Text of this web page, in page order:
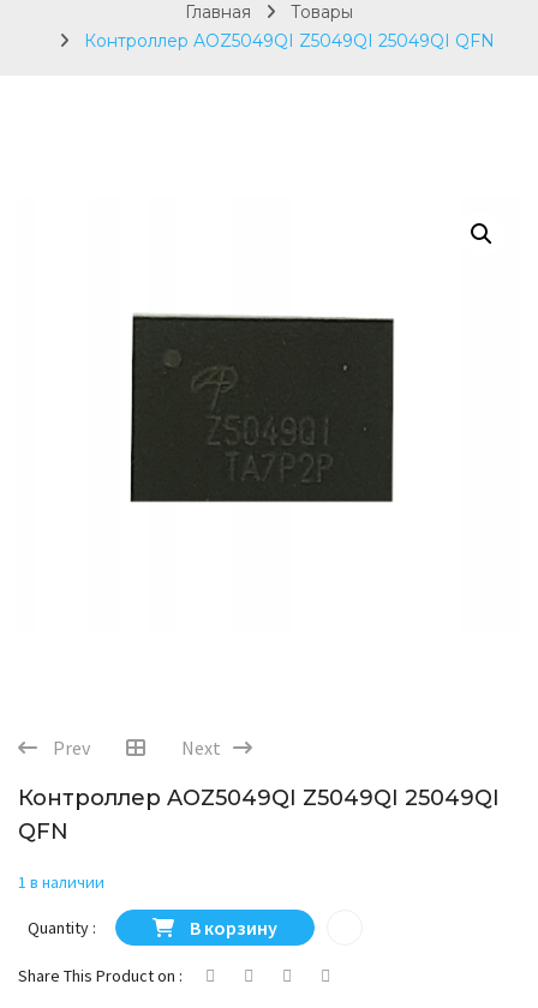
Главная
Товары
Контроллер AOZ5049QI Z5049QI 25049QI QFN
Prev Next
Контроллер AOZ5049QI Z5049QI 25049QI
QFN
1 в наличии
Quantity : Количество товара Контроллер AOZ5049QI Z5049QI
В корзину
Share This Product on :